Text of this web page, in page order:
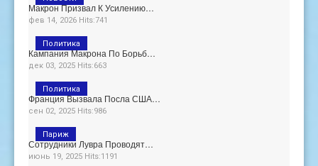
Макрон Призвал К Усилению…
фев 14, 2026 Hits:741
Кампания Макрона По Борьб…
дек 03, 2025 Hits:663
Политика
Франция Вызвала Посла США…
сен 02, 2025 Hits:986
Политика
Сотрудники Лувра Проводят…
июнь 19, 2025 Hits:1191
Париж